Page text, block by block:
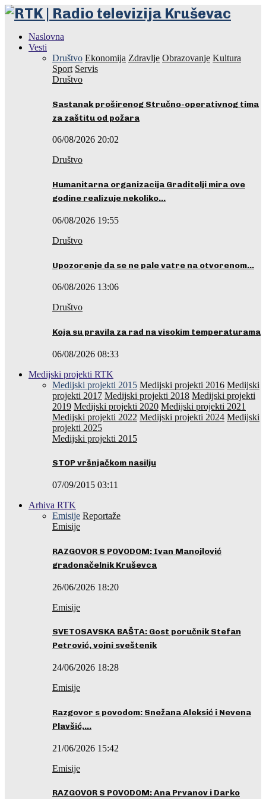
Naslovna
Vesti
Društvo Ekonomija Zdravlje Obrazovanje Kultura
Sport Servis
Društvo
Sastanak proširenog Stručno-operativnog tima
za zaštitu od požara
06/08/2026 20:02
Društvo
Humanitarna organizacija Graditelji mira ove
godine realizuje nekoliko…
06/08/2026 19:55
Društvo
Upozorenje da se ne pale vatre na otvorenom…
06/08/2026 13:06
Društvo
Koja su pravila za rad na visokim temperaturama
06/08/2026 08:33
Medijski projekti RTK
Medijski projekti 2015 Medijski projekti 2016 Medijski
projekti 2017 Medijski projekti 2018 Medijski projekti
2019 Medijski projekti 2020 Medijski projekti 2021
Medijski projekti 2022 Medijski projekti 2024 Medijski
projekti 2025
Medijski projekti 2015
STOP vršnjačkom nasilju
07/09/2015 03:11
Arhiva RTK
Emisije Reportaže
Emisije
RAZGOVOR S POVODOM: Ivan Manojlović
gradonačelnik Kruševca
26/06/2026 18:20
Emisije
SVETOSAVSKA BAŠTA: Gost poručnik Stefan
Petrović, vojni sveštenik
24/06/2026 18:28
Emisije
Razgovor s povodom: Snežana Aleksić i Nevena
Plavšić,…
21/06/2026 15:42
Emisije
RAZGOVOR S POVODOM: Ana Prvanov i Darko